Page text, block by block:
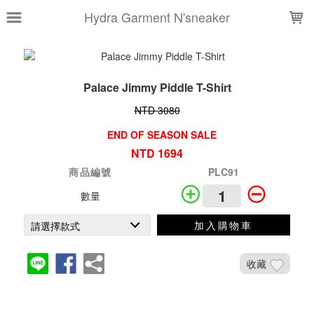
Hydra Garment N'sneaker
Palace Jimmy Piddle T-Shirt
NTD 3080
END OF SEASON SALE
NTD 1694
商品編號
PLC91
數量
加入購物車
收藏